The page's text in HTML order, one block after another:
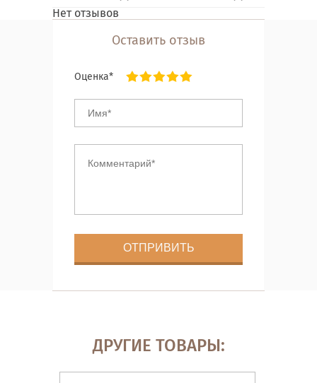
Нет отзывов
Оставить отзыв
Оценка*
ДРУГИЕ ТОВАРЫ: